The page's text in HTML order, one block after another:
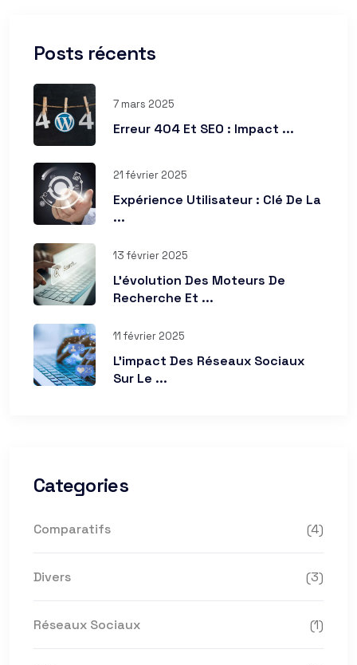
Posts récents
7 mars 2025
Erreur 404 Et SEO : Impact ...
21 février 2025
Expérience Utilisateur : Clé De La
...
13 février 2025
L’évolution Des Moteurs De
Recherche Et ...
11 février 2025
L’impact Des Réseaux Sociaux
Sur Le ...
Categories
Comparatifs (4)
Divers (3)
Réseaux Sociaux (1)